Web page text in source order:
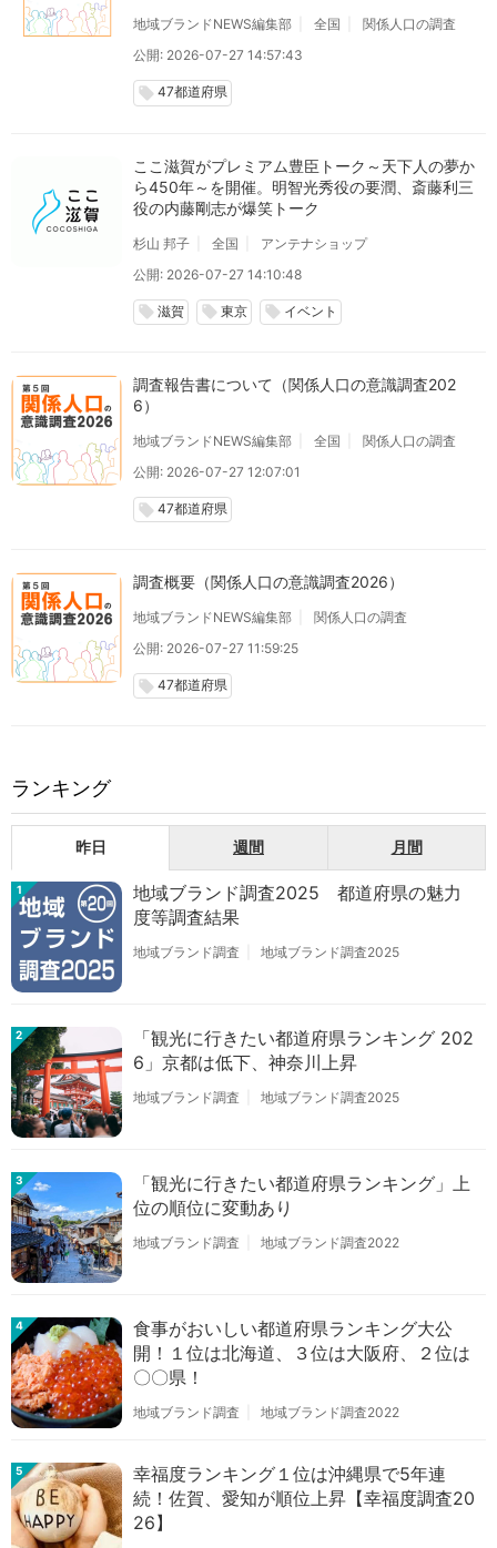
地域ブランドNEWS編集部 全国
関係人口の調査
公開: 2026-07-27 14:57:43
local_offer 47都道府県
ここ滋賀がプレミアム豊臣トーク～天下人の夢か
ら450年～を開催。明智光秀役の要潤、斎藤利三
役の内藤剛志が爆笑トーク
杉山 邦子 全国
アンテナショップ
公開: 2026-07-27 14:10:48
local_offer 滋賀 local_offer 東京 local_offer イベント
調査報告書について（関係人口の意識調査202
6）
地域ブランドNEWS編集部 全国
関係人口の調査
公開: 2026-07-27 12:07:01
local_offer 47都道府県
調査概要（関係人口の意識調査2026）
地域ブランドNEWS編集部
関係人口の調査
公開: 2026-07-27 11:59:25
local_offer 47都道府県
ランキング
昨日 週間 月間
1
地域ブランド調査2025 都道府県の魅力
度等調査結果
地域ブランド調査 地域ブランド調査2025
2
「観光に行きたい都道府県ランキング 202
6」京都は低下、神奈川上昇
地域ブランド調査 地域ブランド調査2025
3
「観光に行きたい都道府県ランキング」上
位の順位に変動あり
地域ブランド調査 地域ブランド調査2022
4
食事がおいしい都道府県ランキング大公
開！１位は北海道、３位は大阪府、２位は
〇〇県！
地域ブランド調査 地域ブランド調査2022
5
幸福度ランキング１位は沖縄県で5年連
続！佐賀、愛知が順位上昇【幸福度調査20
26】